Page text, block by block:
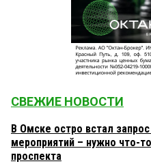
СВЕЖИЕ НОВОСТИ
В Омске остро встал
мероприятий – нужно что-
проспекта